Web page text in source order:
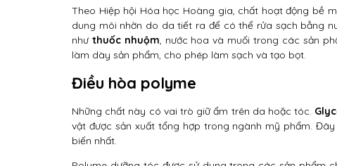
Theo Hiệp hội Hóa học Hoàng gia, chất hoạt động bề
dung môi nhờn do da tiết ra để có thể rửa sạch bằng
như thuốc nhuộm, nước hoa và muối trong các sản
làm dày sản phẩm, cho phép làm sạch và tạo bọt.
Điều hòa polyme
Những chất này có vai trò giữ ẩm trên da hoặc tóc.
vật được sản xuất tổng hợp trong ngành mỹ phẩm.
biến nhất.